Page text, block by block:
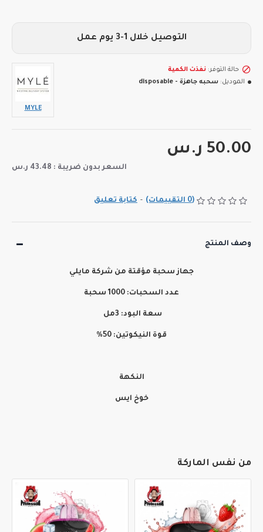
(0 التقييمات) - كتابة تعليق
50.00 ر.س
السعر بدون ضريبة : 43.48 ر.س
حالة التوفر: نفذت الكمية
الموديل: سحبه جاهزة - disposable
MYLE
التوصيل خلال 1-3 يوم عمل
وصف المنتج
جهاز سحبة مؤقتة من شركة مايلي
عدد السحبات: 1000 سحبة
سعة البود: 3مل
قوة النيكوتين: 50%
النكهة
خوخ ايس
من نفس الماركة